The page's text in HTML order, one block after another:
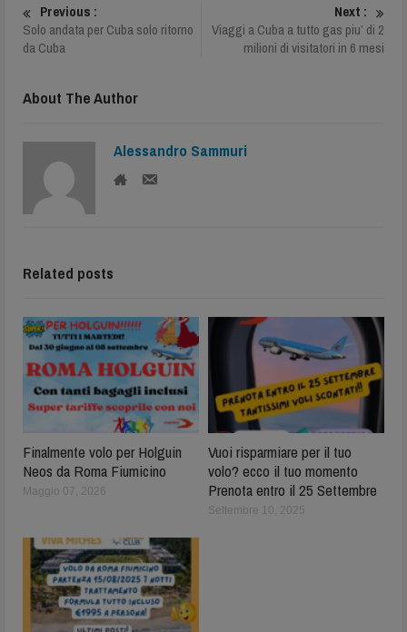
Previous :
Solo andata per Cuba solo ritorno
da Cuba
Next :
Viaggi a Cuba a tutto gas piu’ di 2
milioni di visitatori in 6 mesi
About The Author
Alessandro Sammuri
Related posts
Finalmente volo per Holguin
Neos da Roma Fiumicino
Maggio 07, 2026
Vuoi risparmiare per il tuo
volo? ecco il tuo momento
Prenota entro il 25 Settembre
Settembre 10, 2025